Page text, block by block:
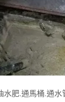
水肥.通馬桶.通